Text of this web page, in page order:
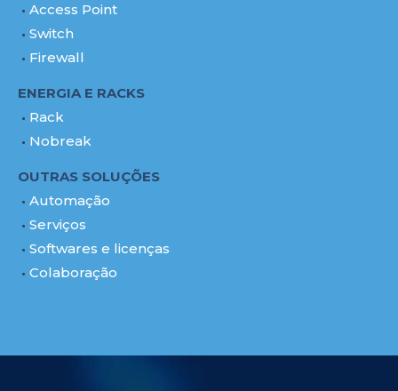
Access Point
Switch
Firewall
ENERGIA E RACKS
Rack
Nobreak
OUTRAS SOLUÇÕES
Automação
Serviços
Softwares e licenças
Colaboração